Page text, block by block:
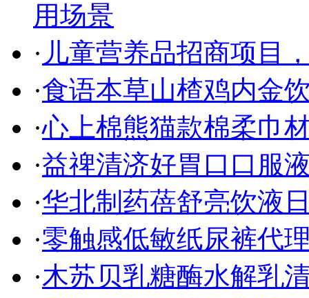
用场景
· 儿童营养品招商项目
·食语本草山楂鸡内金
·心上棉熊猫款棉柔巾
·益禆清济好胃口口服
·华北制药蓓舒亮饮液
·零触感低敏纸尿裤代
·木苏贝乳糖酶水解乳